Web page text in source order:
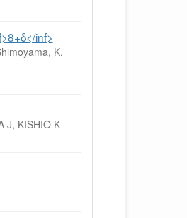
inf>
K.
J, KISHIO K